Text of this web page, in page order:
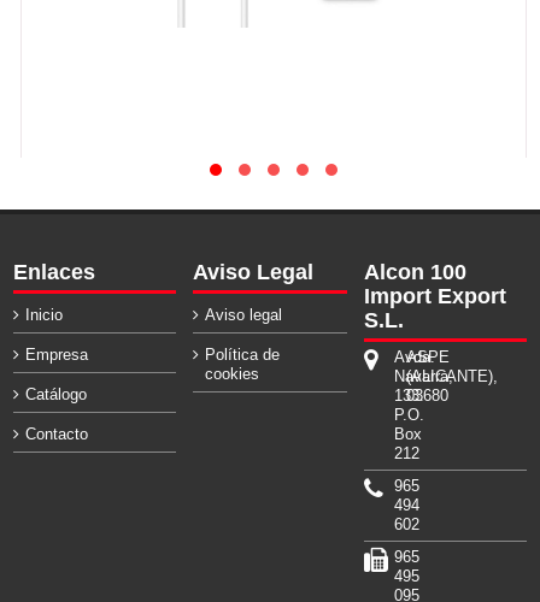
Enlaces
Inicio
Empresa
Catálogo
Contacto
Aviso Legal
Aviso legal
Política de
cookies
Alcon 100
Import Export
S.L.
Avda.
Navarra,
133.
P.O.
Box
212
ASPE
(ALICANTE),
03680
965
494
602
965
495
095